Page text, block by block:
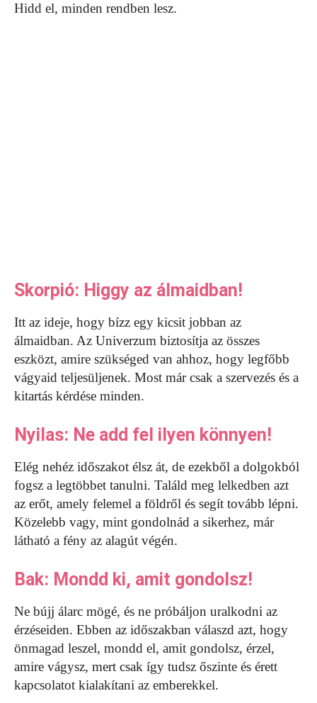
Hidd el, minden rendben lesz.
Skorpió: Higgy az álmaidban!
Itt az ideje, hogy bízz egy kicsit jobban az
álmaidban. Az Univerzum biztosítja az összes
eszközt, amire szükséged van ahhoz, hogy legfőbb
vágyaid teljesüljenek. Most már csak a szervezés és a
kitartás kérdése minden.
Nyilas: Ne add fel ilyen könnyen!
Elég nehéz időszakot élsz át, de ezekből a dolgokból
fogsz a legtöbbet tanulni. Találd meg lelkedben azt
az erőt, amely felemel a földről és segít tovább lépni.
Közelebb vagy, mint gondolnád a sikerhez, már
látható a fény az alagút végén.
Bak: Mondd ki, amit gondolsz!
Ne bújj álarc mögé, és ne próbáljon uralkodni az
érzéseiden. Ebben az időszakban válaszd azt, hogy
önmagad leszel, mondd el, amit gondolsz, érzel,
amire vágysz, mert csak így tudsz őszinte és érett
kapcsolatot kialakítani az emberekkel.